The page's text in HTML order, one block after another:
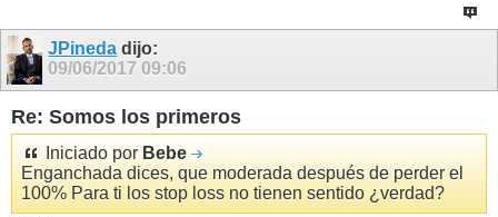
JPineda dijo:
09/06/2017 09:06
Re: Somos los primeros
Iniciado por Bebe
Enganchada dices, que moderada después de perder el
100% Para ti los stop loss no tienen sentido ¿verdad?